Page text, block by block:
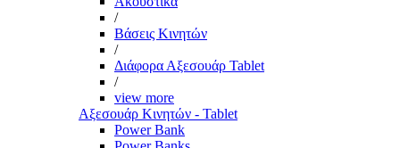
/
Βάσεις Κινητών
/
Διάφορα Αξεσουάρ Tablet
/
view more
Αξεσουάρ Κινητών - Tablet
Power Bank